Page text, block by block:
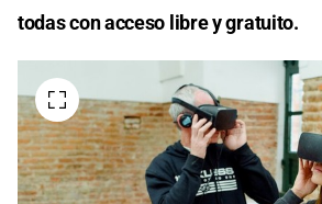
todas con acceso libre y gratuito.